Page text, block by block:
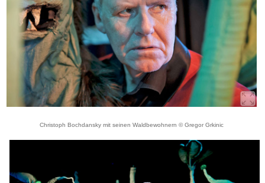
Christoph Bochdansky mit seinen Waldbewohnern © Gregor Grkinic